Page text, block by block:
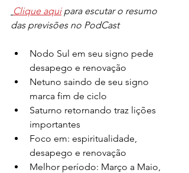
Clique aqui para escutar o resumo
das previsões no PodCast
Nodo Sul em seu signo pede
desapego e renovação
Netuno saindo de seu signo
marca fim de ciclo
Saturno retornando traz lições
importantes
Foco em: espiritualidade,
desapego e renovação
Melhor período: Março a Maio,